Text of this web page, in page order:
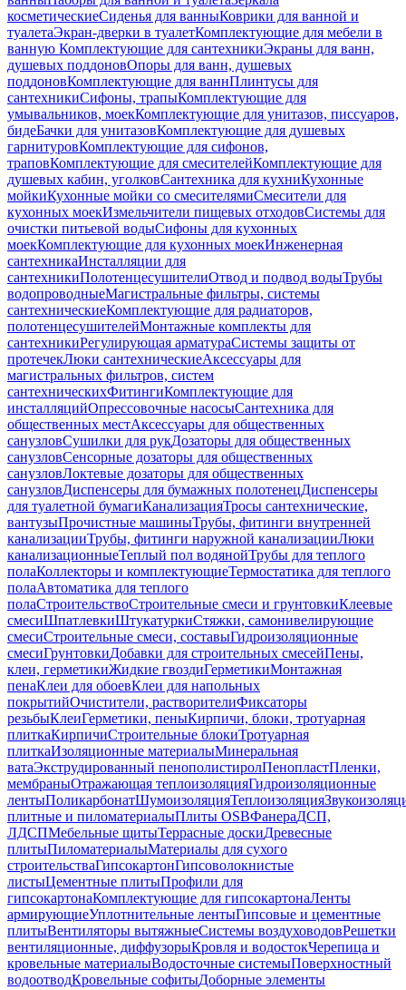
косметическиеСиденья для ванныКоврики для ванной и
туалетаЭкран-дверки в туалетКомплектующие для мебели в
ванную Комплектующие для сантехникиЭкраны для ванн,
душевых поддоновОпоры для ванн, душевых
поддоновКомплектующие для ваннПлинтусы для
сантехникиСифоны, трапыКомплектующие для
умывальников, моекКомплектующие для унитазов, писсуаров,
бидеБачки для унитазовКомплектующие для душевых
гарнитуровКомплектующие для сифонов,
траповКомплектующие для смесителейКомплектующие для
душевых кабин, уголковСантехника для кухниКухонные
мойкиКухонные мойки со смесителямиСмесители для
кухонных моекИзмельчители пищевых отходовСистемы для
очистки питьевой водыСифоны для кухонных
моекКомплектующие для кухонных моекИнженерная
сантехникаИнсталляции для
сантехникиПолотенцесушителиОтвод и подвод водыТрубы
водопроводныеМагистральные фильтры, системы
сантехническиеКомплектующие для радиаторов,
полотенцесушителейМонтажные комплекты для
сантехникиРегулирующая арматураСистемы защиты от
протечекЛюки сантехническиеАксессуары для
магистральных фильтров, систем
сантехническихФитингиКомплектующие для
инсталляцийОпрессовочные насосыСантехника для
общественных местАксессуары для общественных
санузловСушилки для рукДозаторы для общественных
санузловСенсорные дозаторы для общественных
санузловЛоктевые дозаторы для общественных
санузловДиспенсеры для бумажных полотенецДиспенсеры
для туалетной бумагиКанализацияТросы сантехнические,
вантузыПрочистные машиныТрубы, фитинги внутренней
канализацииТрубы, фитинги наружной канализацииЛюки
канализационныеТеплый пол водянойТрубы для теплого
полаКоллекторы и комплектующиеТермостатика для теплого
полаАвтоматика для теплого
полаСтроительствоСтроительные смеси и грунтовкиКлеевые
смесиШпатлевкиШтукатуркиСтяжки, самонивелирующие
смесиСтроительные смеси, составыГидроизоляционные
смесиГрунтовкиДобавки для строительных смесейПены,
клеи, герметикиЖидкие гвоздиГерметикиМонтажная
пенаКлеи для обоевКлеи для напольных
покрытийОчистители, растворителиФиксаторы
резьбыКлеиГерметики, пеныКирпичи, блоки, тротуарная
плиткаКирпичиСтроительные блокиТротуарная
плиткаИзоляционные материалыМинеральная
ватаЭкструдированный пенополистиролПенопластПленки,
мембраныОтражающая теплоизоляцияГидроизоляционные
лентыПоликарбонатШумоизоляцияТеплоизоляция
плитные и пиломатериалыПлиты OSBФанераДСП,
ЛДСПМебельные щитыТеррасные доскиДревесные
плитыПиломатериалыМатериалы для сухого
строительстваГипсокартонГипсоволокнистые
листыЦементные плитыПрофили для
гипсокартонаКомплектующие для гипсокартонаЛенты
армирующиеУплотнительные лентыГипсовые и цементные
плитыВентиляторы вытяжныеСистемы воздуховодовРешетки
вентиляционные, диффузорыКровля и водостокЧерепица и
кровельные материалыВодосточные системыПоверхностный
водоотводКровельные софитыДоборные элементы